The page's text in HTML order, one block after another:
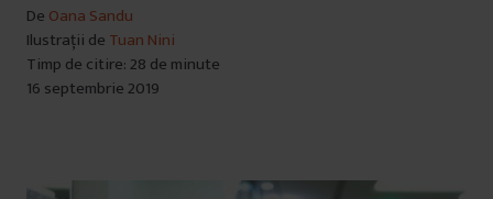
De Oana Sandu
Ilustrații de Tuan Nini
Timp de citire: 28 de minute
16 septembrie 2019